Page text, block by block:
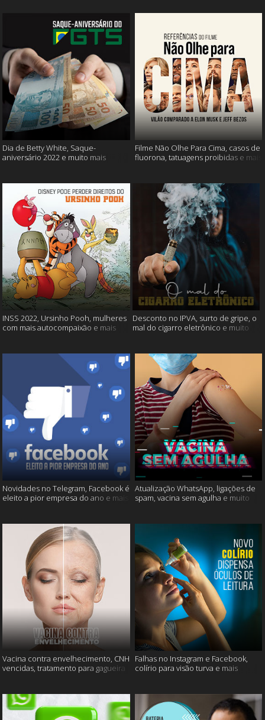
Dia de Betty White, Saque-
aniversário 2022 e muito mais
Filme Não Olhe Para Cima, casos de
fluorona, tatuagens proibidas e mais
INSS 2022, Ursinho Pooh, mulheres
com mais autocompaixão e mais
Desconto no IPVA, surto de gripe, o
mal do cigarro eletrônico e muito
Novidades no Telegram, Facebook é
eleito a pior empresa do ano e mais
Atualização WhatsApp, ligações de
spam, vacina sem agulha e muito
Vacina contra envelhecimento, CNH
vencidas, tratamento para gagueira
Falhas no Instagram e Facebook,
colírio para visão turva e mais